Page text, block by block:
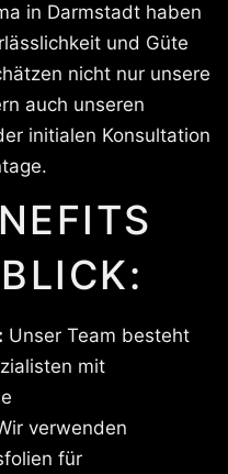
in Darmstadt haben
und Güte
nicht nur unsere
auch unseren
initialen Konsultation
Unser Team besteht
mit
verwenden
für